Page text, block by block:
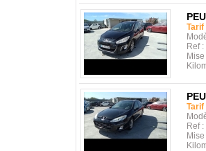
Ref :
Ref :